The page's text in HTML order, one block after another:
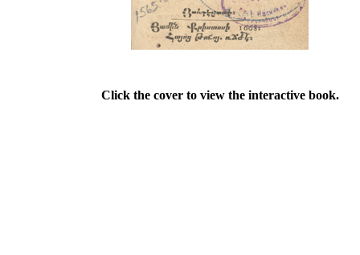
Click the cover to view the interactive book.